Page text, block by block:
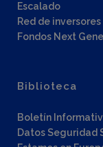
Escalado
Red de inversores
Fondos Next
Biblioteca
Boletín
Datos Seguridad